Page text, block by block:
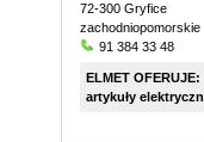
72-300 Gryfice
zachodniopomorskie
91 384 33 48
ELMET
artykuły